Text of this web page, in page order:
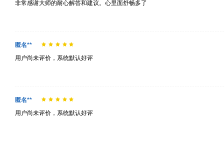
非常感谢大师的耐心解答和建议。心里面舒畅多了
匿名**
用户尚未评价，系统默认好评
匿名**
用户尚未评价，系统默认好评